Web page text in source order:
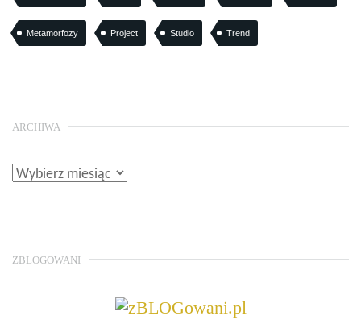
Metamorfozy Project Studio Trend
ARCHIWA
ZBLOGOWANI